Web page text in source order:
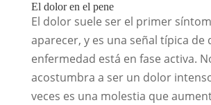
El dolor en el pene
El dolor suele ser el primer
aparecer, y es una señal típica de
enfermedad está en fase activa.
acostumbra a ser un dolor
veces es una molestia que